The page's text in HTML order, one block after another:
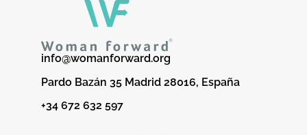
info@womanforward.org
Pardo Bazán 35 Madrid 28016, España
+34 672 632 597